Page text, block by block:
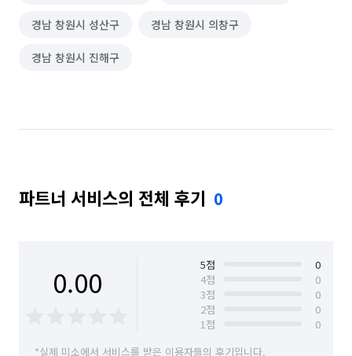
경남 창원시 성산구 경남 창원시 의창구
경남 창원시 진해구
파트너 서비스의 전체 후기 0
0.00 5점
0
4점
0
3점
0
2점
0
1점
0
*실제 미소에서 서비스를 받은 이용자들의 후기입니다.